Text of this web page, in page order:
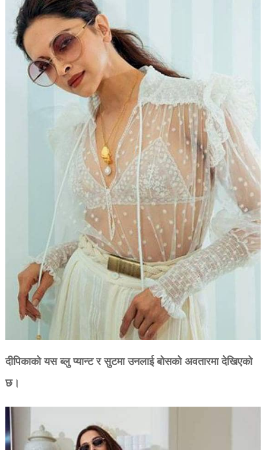
दीपिकाको यस ब्लु प्यान्ट र सुटमा उनलाई बोसको अवतारमा देखिएको
छ।